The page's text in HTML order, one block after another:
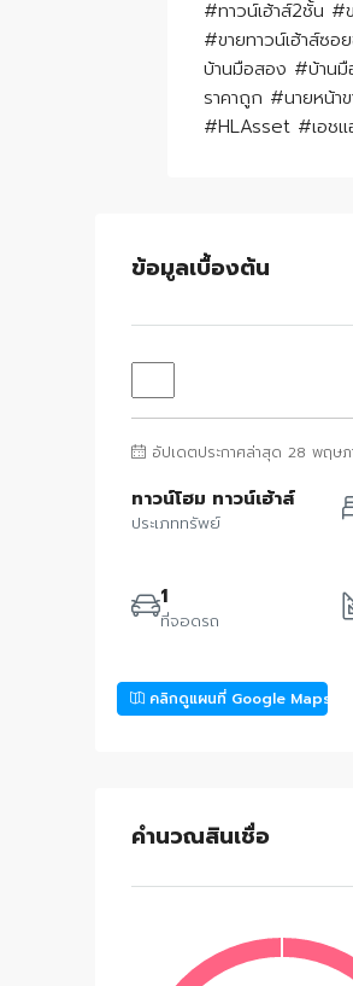
#ทาวน์เฮ้าส์2ชั้น
#ขายทาวน์เฮ้าส์ซ
บ้านมือสอง #บ้าน
ราคาถูก #นายหน้า
#HLAsset #เอชแ
ข้อมูลเบื้องต้น
อัปเดตประกาศล่าสุด 28 พฤษ
ทาวน์โฮม ทาวน์เฮ้าส์
ประเภททรัพย์
1
ที่จอดรถ
คลิกดูแผนที่ Google Maps
คำนวณสินเชื่อ